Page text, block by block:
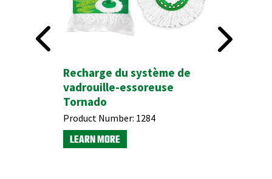
Ce produit est disponible auprès des partenaires de
vente au détail de Libman.
Trouvez votre emplacement le plus proche ici.
Recharge du système de
vadrouille-essoreuse
Tornado
Product Number: 1284
LEARN MORE